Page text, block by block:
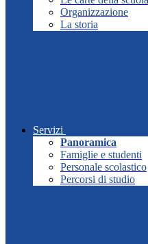
Organizzazione
La storia
Servizi
Panoramica
Famiglie e studenti
Personale scolastico
Percorsi di studio